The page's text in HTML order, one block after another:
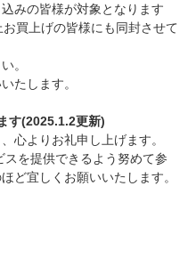
みの皆様が対象となります
買上げの皆様にも同封させて
。
たします。
す(2025.1.2更新)
心よりお礼申し上げます。
を提供できるよう努めて参
ど宜しくお願いいたします。